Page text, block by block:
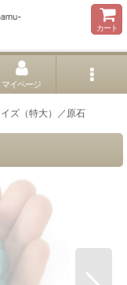
カート
マイページ
ズ（特大）／原石